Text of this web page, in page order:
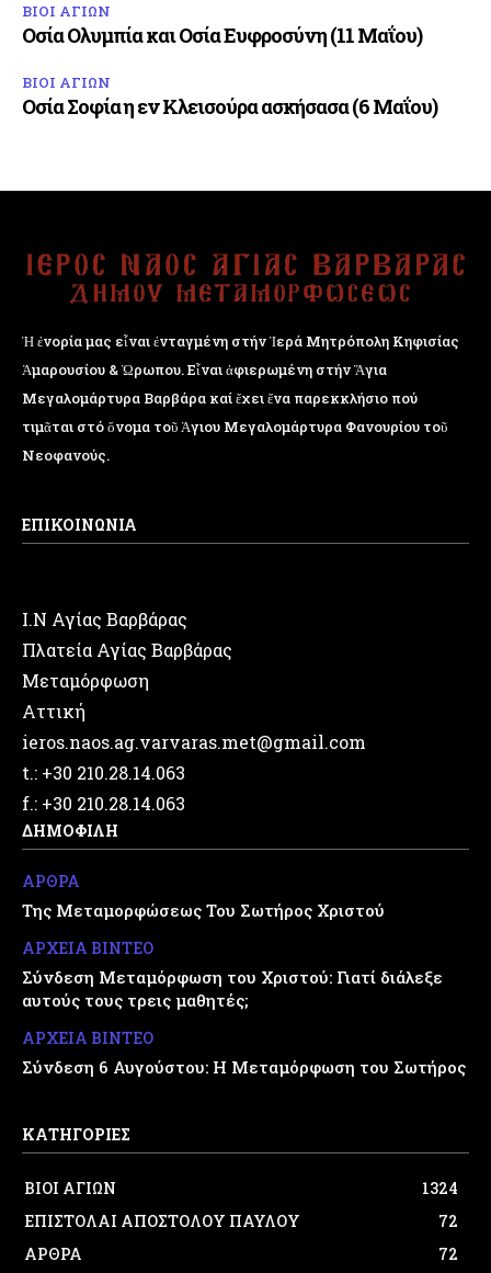
ΒΙΟΙ ΑΓΙΩΝ
Οσία Ολυμπία και Οσία Ευφροσύνη (11 Μαΐου)
ΒΙΟΙ ΑΓΙΩΝ
Οσία Σοφία η εν Κλεισούρα ασκήσασα (6 Μαΐου)
Ἡ ἐνορία μας εἶναι ἐνταγμένη στήν Ἱερά Μητρόπολη Κηφισίας
Ἁμαρουσίου & Ὠρωπου. Εἶναι ἀφιερωμένη στήν Ἅγια
Μεγαλομάρτυρα Βαρβάρα καί ἔχει ἕνα παρεκκλήσιο πού
τιμᾶται στό ὄνομα τοῦ Ἁγιου Μεγαλομάρτυρα Φανουρίου τοῦ
Νεοφανούς.
ΕΠΙΚΟΙΝΩΝΙΑ
Ι.Ν Αγίας Βαρβάρας
Πλατεία Αγίας Βαρβάρας
Μεταμόρφωση
Αττική
ieros.naos.ag.varvaras.met@gmail.com
t.: +30 210.28.14.063
f.: +30 210.28.14.063
ΔΗΜΟΦΙΛΗ
ΑΡΘΡΑ
Της Μεταμορφώσεως Του Σωτήρος Χριστού
ΑΡΧΕΙΑ ΒΙΝΤΕΟ
Σύνδεση Μεταμόρφωση του Χριστού: Γιατί διάλεξε
αυτούς τους τρεις μαθητές;
ΑΡΧΕΙΑ ΒΙΝΤΕΟ
Σύνδεση 6 Αυγούστου: Η Μεταμόρφωση του Σωτήρος
ΚΑΤΗΓΟΡΙΕΣ
ΒΙΟΙ ΑΓΙΩΝ
1324
ΕΠΙΣΤΟΛΑΙ ΑΠΟΣΤΟΛΟΥ ΠΑΥΛΟΥ
72
ΑΡΘΡΑ
72